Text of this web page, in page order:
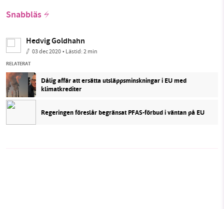
Snabbläs
Hedvig Goldhahn
03 dec 2020• Lästid:2 min
RELATERAT
Dålig affär att ersätta utsläppsminskningar i EU med
klimatkrediter
Regeringen föreslår begränsat PFAS-förbud i väntan på EU